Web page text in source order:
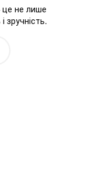
не лише
зручність.